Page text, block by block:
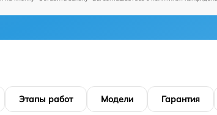
Этапы работ Модели Гарантия